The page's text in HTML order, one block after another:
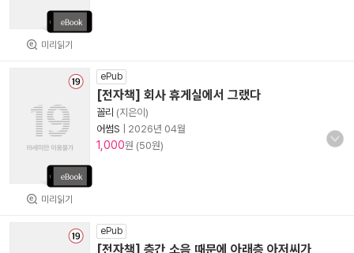
미리읽기
미리읽기
ePub
[전자책] 회사 휴게실에서 그랬다
꼴리 (지은이)
어썸S
2026년 04월
1,000원 (50원)
ePub
[전자책] 층간 소음 때문에 아래층 아저씨가